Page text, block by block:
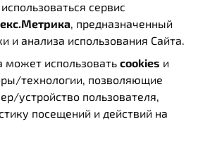
сервис
, предназначенный
и анализа использования Сайта.
может использовать cookies и
технологии, позволяющие
устройство пользователя,
посещений и действий на